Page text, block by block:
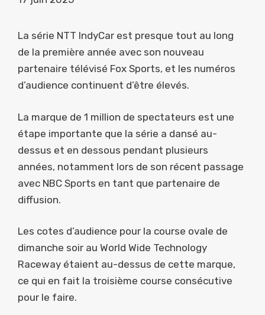
La série NTT IndyCar est presque tout au long
de la première année avec son nouveau
partenaire télévisé Fox Sports, et les numéros
d’audience continuent d’être élevés.
La marque de 1 million de spectateurs est une
étape importante que la série a dansé au-
dessus et en dessous pendant plusieurs
années, notamment lors de son récent passage
avec NBC Sports en tant que partenaire de
diffusion.
Les cotes d’audience pour la course ovale de
dimanche soir au World Wide Technology
Raceway étaient au-dessus de cette marque,
ce qui en fait la troisième course consécutive
pour le faire.